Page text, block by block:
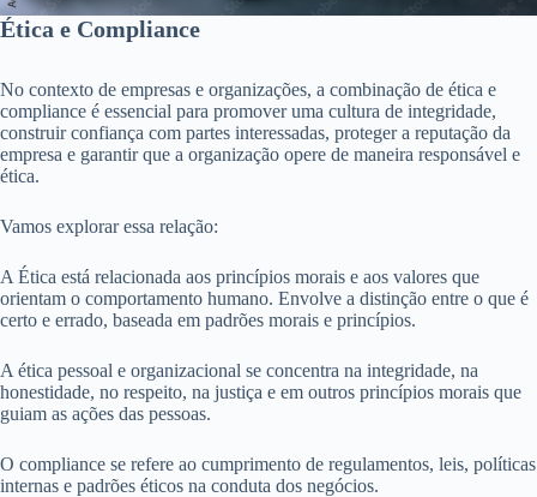
Ética e Compliance
No contexto de empresas e organizações, a combinação de ética e
compliance é essencial para promover uma cultura de integridade,
construir confiança com partes interessadas, proteger a reputação da
empresa e garantir que a organização opere de maneira responsável e
ética.
Vamos explorar essa relação:
A Ética está relacionada aos princípios morais e aos valores que
orientam o comportamento humano. Envolve a distinção entre o que é
certo e errado, baseada em padrões morais e princípios.
A ética pessoal e organizacional se concentra na integridade, na
honestidade, no respeito, na justiça e em outros princípios morais que
guiam as ações das pessoas.
O compliance se refere ao cumprimento de regulamentos, leis, políticas
internas e padrões éticos na conduta dos negócios.